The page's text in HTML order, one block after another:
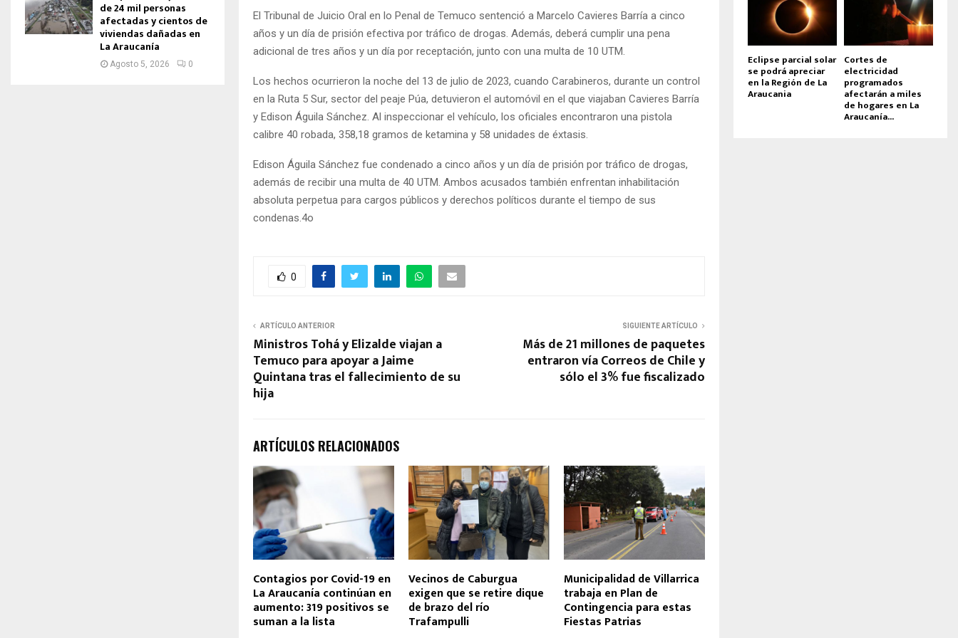
El Tribunal de Juicio Oral en lo Penal de Temuco sentenció a Marcelo Cavieres Barría a cinco
años y un día de prisión efectiva por tráfico de drogas. Además, deberá cumplir una pena
adicional de tres años y un día por receptación, junto con una multa de 10 UTM.
Los hechos ocurrieron la noche del 13 de julio de 2023, cuando Carabineros, durante un control
en la Ruta 5 Sur, sector del peaje Púa, detuvieron el automóvil en el que viajaban Cavieres Barría
y Edison Águila Sánchez. Al inspeccionar el vehículo, los oficiales encontraron una pistola
calibre 40 robada, 358,18 gramos de ketamina y 58 unidades de éxtasis.
Edison Águila Sánchez fue condenado a cinco años y un día de prisión por tráfico de drogas,
además de recibir una multa de 40 UTM. Ambos acusados también enfrentan inhabilitación
absoluta perpetua para cargos públicos y derechos políticos durante el tiempo de sus
condenas.4o
0
ARTÍCULO ANTERIOR
Ministros Tohá y Elizalde viajan a
Temuco para apoyar a Jaime
Quintana tras el fallecimiento de su
hija
SIGUIENTE ARTÍCULO
Más de 21 millones de paquetes
entraron vía Correos de Chile y
sólo el 3% fue fiscalizado
ARTÍCULOS RELACIONADOS
Contagios por Covid-19 en
La Araucanía continúan en
aumento: 319 positivos se
suman a la lista
Vecinos de Caburgua
exigen que se retire dique
de brazo del río
Trafampulli
Municipalidad de Villarrica
trabaja en Plan de
Contingencia para estas
Fiestas Patrias
de 24 mil personas
afectadas y cientos de
viviendas dañadas en
La Araucanía
Agosto 5, 2026 0 Eclipse parcial solar
se podrá apreciar
en la Región de La
Araucania
Cortes de
electricidad
programados
afectarán a miles
de hogares en La
Araucanía...